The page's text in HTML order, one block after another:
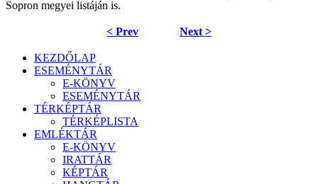
Sopron megyei listáján is.
< Prev Next >
KEZDŐLAP
ESEMÉNYTÁR
E-KÖNYV
ESEMÉNYTÁR
TÉRKÉPTÁR
TÉRKÉPLISTA
EMLÉKTÁR
E-KÖNYV
IRATTÁR
KÉPTÁR